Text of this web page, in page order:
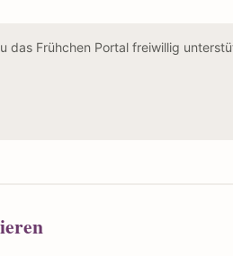
das Frühchen Portal freiwillig